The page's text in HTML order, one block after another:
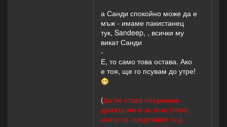
а Санди спокойно може да е
мъж - имаме пакистанец
тук, Sandeep, , всички му
викат Санди
-
Е, то само това остава. Ако
е тоя, ще го псувам до утре!
(Да не става объркване -
думата ми е за този (тези),
които се представят под